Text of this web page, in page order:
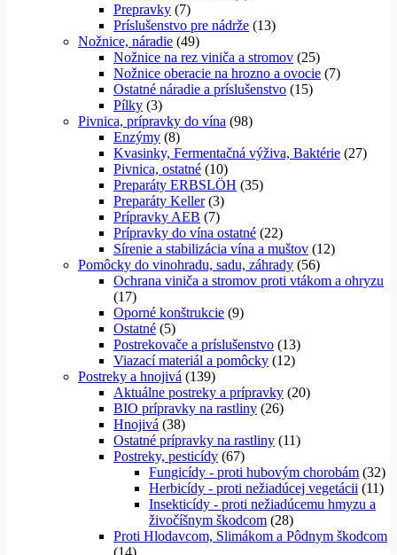
Prepravky (7)
Príslušenstvo pre nádrže (13)
Nožnice, náradie (49)
Nožnice na rez viniča a stromov (25)
Nožnice oberacie na hrozno a ovocie (7)
Ostatné náradie a príslušenstvo (15)
Pílky (3)
Pivnica, prípravky do vína (98)
Enzýmy (8)
Kvasinky, Fermentačná výživa, Baktérie (27)
Pivnica, ostatné (10)
Preparáty ERBSLÖH (35)
Preparáty Keller (3)
Prípravky AEB (7)
Prípravky do vína ostatné (22)
Sírenie a stabilizácia vína a muštov (12)
Pomôcky do vinohradu, sadu, záhrady (56)
Ochrana viniča a stromov proti vtákom a ohryzu
(17)
Oporné konštrukcie (9)
Ostatné (5)
Postrekovače a príslušenstvo (13)
Viazací materiál a pomôcky (12)
Postreky a hnojivá (139)
Aktuálne postreky a prípravky (20)
BIO prípravky na rastliny (26)
Hnojivá (38)
Ostatné prípravky na rastliny (11)
Postreky, pesticídy (67)
Fungicídy - proti hubovým chorobám (32)
Herbicídy - proti nežiadúcej vegetácii (11)
Insekticídy - proti nežiadúcemu hmyzu a
živočíšnym škodcom (28)
Proti Hlodavcom, Slimákom a Pôdnym škodcom
(14)